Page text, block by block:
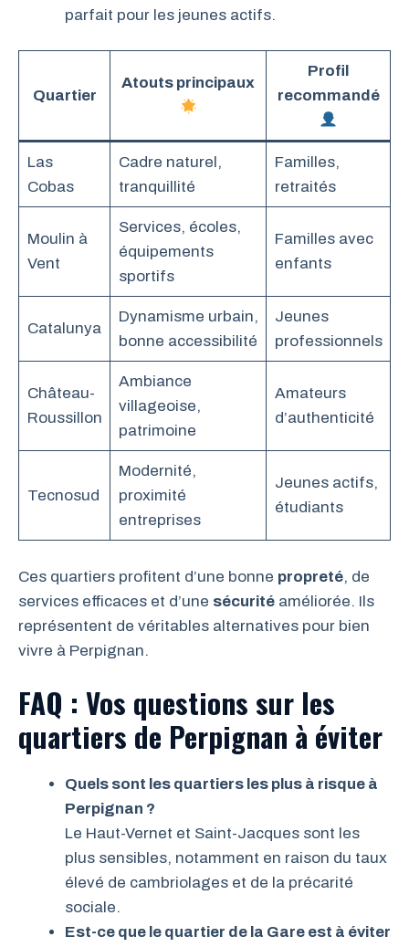
parfait pour les jeunes actifs.
Quartier
Atouts principaux
Profil
recommandé
Las
Cobas
Cadre naturel,
tranquillité
Familles,
retraités
Moulin à
Vent
Services, écoles,
équipements
sportifs
Familles avec
enfants
Catalunya
Dynamisme urbain,
bonne accessibilité
Jeunes
professionnels
Château-
Roussillon
Ambiance
villageoise,
patrimoine
Amateurs
d’authenticité
Tecnosud
Modernité,
proximité
entreprises
Jeunes actifs,
étudiants
Ces quartiers profitent d’une bonne propreté, de
services efficaces et d’une sécurité améliorée. Ils
représentent de véritables alternatives pour bien
vivre à Perpignan.
FAQ : Vos questions sur les
quartiers de Perpignan à éviter
Quels sont les quartiers les plus à risque à
Perpignan ?
Le Haut-Vernet et Saint-Jacques sont les
plus sensibles, notamment en raison du taux
élevé de cambriolages et de la précarité
sociale.
Est-ce que le quartier de la Gare est à éviter